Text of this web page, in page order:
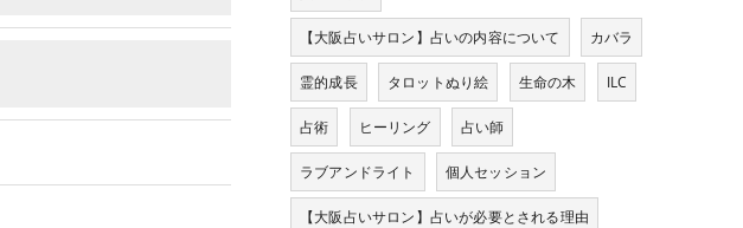
【大阪占いサロン】占いの内容について カバラ
霊的成長 タロットぬり絵 生命の木 ILC
占術 ヒーリング 占い師
ラブアンドライト 個人セッション
【大阪占いサロン】占いが必要とされる理由